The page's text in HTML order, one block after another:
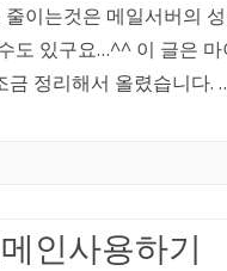
이는것은 메일서버의
도 있구요…^^ 이 글은
정리해서 올렸습니다.
인사용하기